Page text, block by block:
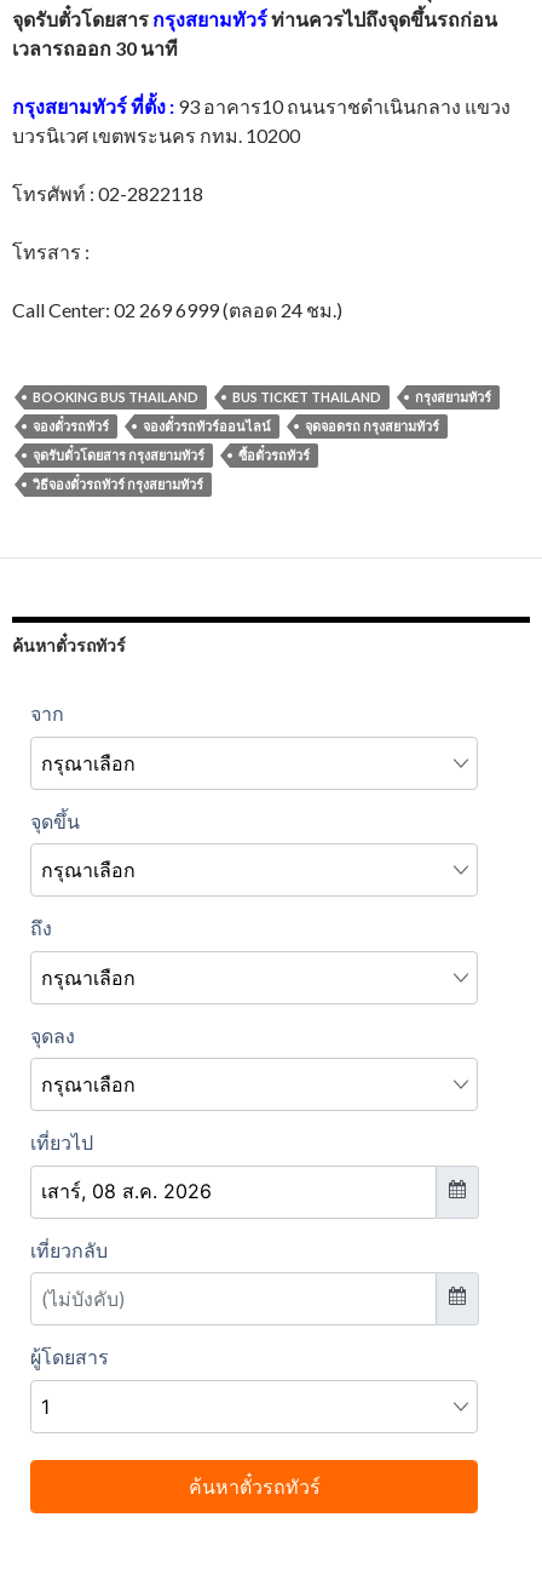
จุดรับตั๋วโดยสาร กรุงสยามทัวร์ท่านควรไปถึงจุดขึ้นรถก่อน
เวลารถออก 30 นาที
กรุงสยามทัวร์ที่ตั้ง : 93 อาคาร10 ถนนราชดำเนินกลาง แขวง
บวรนิเวศ เขตพระนคร กทม. 10200
โทรศัพท์ : 02-2822118
โทรสาร :
Call Center: 02 269 6999 (ตลอด 24 ชม.)
BOOKING BUS THAILAND BUS TICKET THAILAND
กรุงสยามทัวร์
จองตั๋วรถทัวร์
จองตั๋วรถทัวร์ออนไลน์
จุดจอดรถ กรุงสยามทัวร์
จุดรับตั๋วโดยสาร กรุงสยามทัวร์
ซื้อตั๋วรถทัวร์
วิธีจองตั๋วรถทัวร์ กรุงสยามทัวร์
ค้นหาตั๋วรถทัวร์